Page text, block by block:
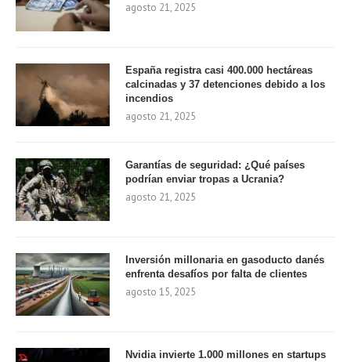
agosto 21, 2025
España registra casi 400.000 hectáreas
calcinadas y 37 detenciones debido a los
incendios
agosto 21, 2025
Garantías de seguridad: ¿Qué países
podrían enviar tropas a Ucrania?
agosto 21, 2025
Inversión millonaria en gasoducto danés
enfrenta desafíos por falta de clientes
agosto 15, 2025
Nvidia invierte 1.000 millones en startups